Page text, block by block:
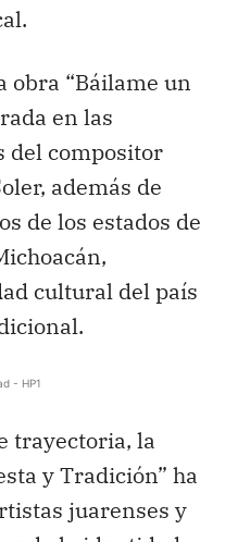
“Báilame un
en las
del compositor
además de
de los estados de
cultural del país
- HP1
trayectoria, la
y Tradición” ha
juarenses y